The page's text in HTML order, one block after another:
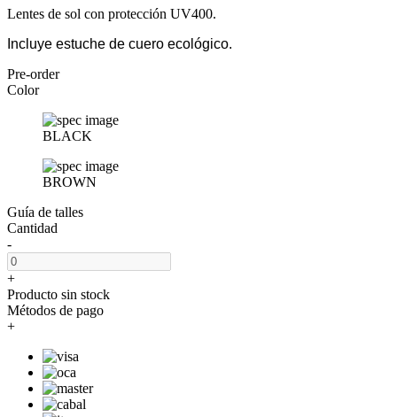
Lentes de sol con protección UV400.
ncluye estuche de cuero ecológico.
Pre-order
Color
BLACK
BROWN
Guía de talles
Cantidad
-
+
Producto sin stock
Métodos de pago
+